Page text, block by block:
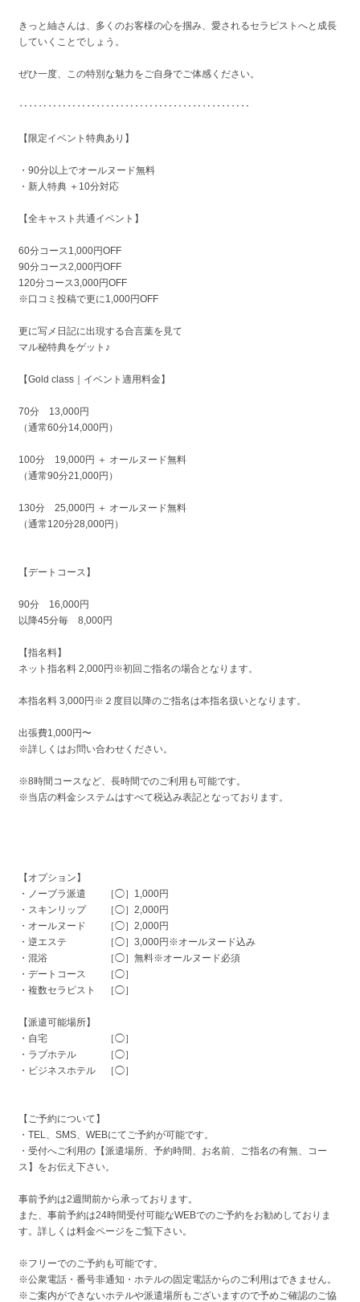
きっと紬さんは、多くのお客様の心を掴み、愛されるセラピストへと成長
していくことでしょう。
ぜひ一度、この特別な魅力をご自身でご体感ください。
‥‥‥‥‥‥‥‥‥‥‥‥‥‥‥‥‥‥‥‥‥‥‥‥
【限定イベント特典あり】
・90分以上でオールヌード無料
・新人特典 ＋10分対応
【全キャスト共通イベント】
60分コース1,000円OFF
90分コース2,000円OFF
120分コース3,000円OFF
※口コミ投稿で更に1,000円OFF
更に写メ日記に出現する合言葉を見て
マル秘特典をゲット♪
【Gold class｜イベント適用料金】
70分 13,000円
（通常60分14,000円）
100分 19,000円 ＋ オールヌード無料
（通常90分21,000円）
130分 25,000円 ＋ オールヌード無料
（通常120分28,000円）
【デートコース】
90分 16,000円
以降45分毎 8,000円
【指名料】
ネット指名料 2,000円※初回ご指名の場合となります。
本指名料 3,000円※２度目以降のご指名は本指名扱いとなります。
出張費1,000円〜
※詳しくはお問い合わせください。
※8時間コースなど、長時間でのご利用も可能です。
※当店の料金システムはすべて税込み表記となっております。
【オプション】
・ノーブラ派遣 ［◯］1,000円
・スキンリップ ［◯］2,000円
・オールヌード ［◯］2,000円
・逆エステ ［◯］3,000円※オールヌード込み
・混浴 ［◯］無料※オールヌード必須
・デートコース ［◯］
・複数セラピスト ［◯］
【派遣可能場所】
・自宅 ［◯］
・ラブホテル ［◯］
・ビジネスホテル ［◯］
【ご予約について】
・TEL、SMS、WEBにてご予約が可能です。
・受付へご利用の【派遣場所、予約時間、お名前、ご指名の有無、コー
ス】をお伝え下さい。
事前予約は2週間前から承っております。
また、事前予約は24時間受付可能なWEBでのご予約をお勧めしておりま
す。詳しくは料金ページをご覧下さい。
※フリーでのご予約も可能です。
※公衆電話・番号非通知・ホテルの固定電話からのご利用はできません。
※ご案内ができないホテルや派遣場所もございますので予めご確認のご協